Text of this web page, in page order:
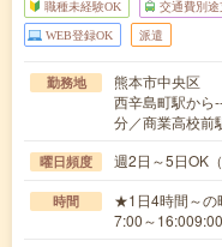
職種未経験OK 交通費別途
WEB登録OK 派遣
勤務地
熊本市中央区
西辛島町駅から
分／商業高校前
曜日頻度 週2日～5日OK
時間
★1日4時間～の
7:00～